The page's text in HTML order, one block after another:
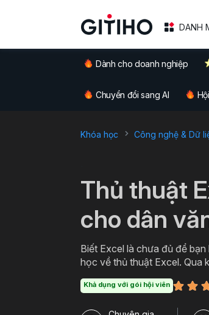
DANH
Dành cho doanh nghiệp
Chuyển đổi sang AI
Khóa học Công nghệ & Dữ
Thủ thuật
cho dân
Biết Excel là chưa đủ để
học về thủ thuật Excel. Qua
Khả dụng với gói hội viên